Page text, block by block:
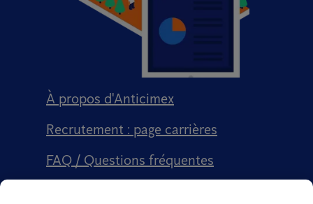
À propos d'Anticimex
Recrutement : page carrières
FAQ / Questions fréquentes